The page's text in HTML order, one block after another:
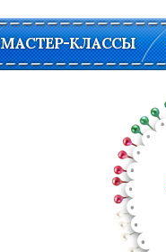
МАСТЕР-КЛАССЫ